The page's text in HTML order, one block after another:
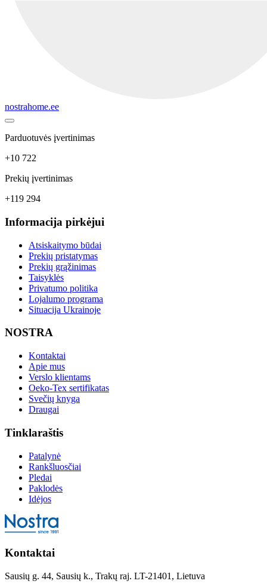
nostrahome.ee
Parduotuvės įvertinimas
+10 722
Prekių įvertinimas
+119 294
Informacija pirkėjui
Atsiskaitymo būdai
Prekių pristatymas
Prekių grąžinimas
Taisyklės
Privatumo politika
Lojalumo programa
Situacija Ukrainoje
NOSTRA
Kontaktai
Apie mus
Verslo klientams
Oeko-Tex sertifikatas
Svečių knyga
Draugai
Tinklaraštis
Patalynė
Rankšluosčiai
Pledai
Paklodės
Idėjos
Kontaktai
Sausių g. 44, Sausių k., Trakų raj. LT-21401, Lietuva